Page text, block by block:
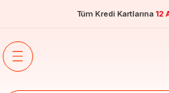
Tüm Kredi Kartlarına 12